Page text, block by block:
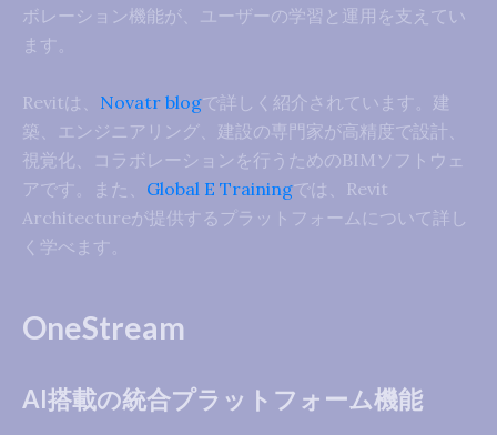
ボレーション機能が、ユーザーの学習と運用を支えてい
ます。
Revitは、 Novatr blogで詳しく紹介されています。建
築、エンジニアリング、建設の専門家が高精度で設計、
視覚化、コラボレーションを行うためのBIMソフトウェ
アです。また、 Global E Trainingでは、Revit
Architectureが提供するプラットフォームについて詳し
く学べます。
OneStream
AI搭載の統合プラットフォーム機能